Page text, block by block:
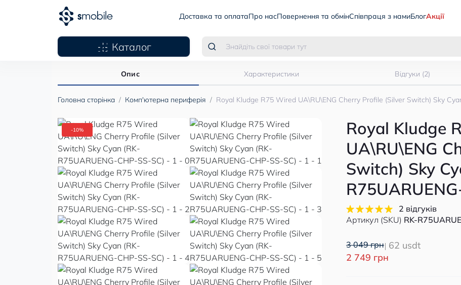
Доставка та оплатаПро насПовернення та обмінСпівпраця з намиБлогАкції
Каталог
Головна сторінка Комп'ютерна периферія Royal Kludge R75 Wired UA\RU\ENG Cherry Profile (Silver Switch) Sky
Опис Характеристики Відгуки (2)
-10%
Royal Kludge
UA\RU\ENG
Switch) Sky
2 відгуків
Артикул (SKU) RK-
3 049 грн
2 749 грн
62 usdt